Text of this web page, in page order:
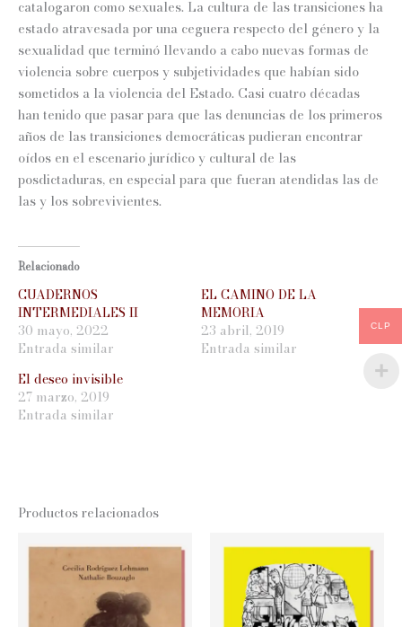
catalogaron como sexuales. La cultura de las transiciones ha
estado atravesada por una ceguera respecto del género y la
sexualidad que terminó llevando a cabo nuevas formas de
violencia sobre cuerpos y subjetividades que habían sido
sometidos a la violencia del Estado. Casi cuatro décadas
han tenido que pasar para que las denuncias de los primeros
años de las transiciones democráticas pudieran encontrar
oídos en el escenario jurídico y cultural de las
posdictaduras, en especial para que fueran atendidas las de
las y los sobrevivientes.
Relacionado
CUADERNOS
INTERMEDIALES II
30 mayo, 2022
Entrada similar
EL CAMINO DE LA
MEMORIA
23 abril, 2019
Entrada similar
El deseo invisible
27 marzo, 2019
Entrada similar
Productos relacionados
CLP